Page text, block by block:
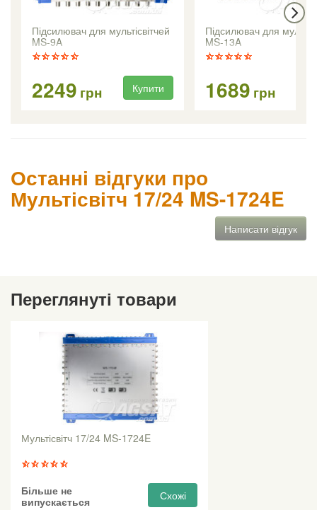
Підсилювач для мультісвітчей
MS-9A
2249 грн Купити
Підсилювач для
MS-13A
1689 грн
Останні відгуки про
Мультісвітч 17/24 MS-1724E
Написати відгук
Переглянуті товари
Мультісвітч 17/24 MS-1724E
Більше не
випускається
Схожі